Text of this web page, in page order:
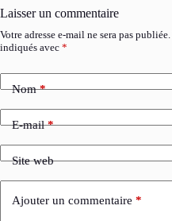
Laisser un commentaire
Votre adresse e-mail ne sera pas publiée.
indiqués avec *
Nom*
E-mail*
Site web
Ajouter un commentaire *